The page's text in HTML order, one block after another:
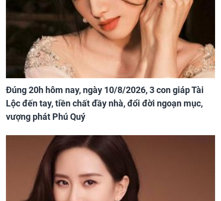
Đúng 20h hôm nay, ngày 10/8/2026, 3 con giáp Tài
Lộc đến tay, tiền chất đầy nhà, đổi đời ngoạn mục,
vượng phát Phú Quý